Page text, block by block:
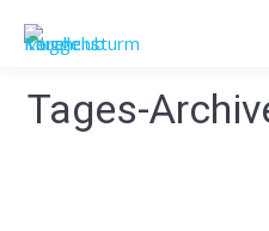
Tages-